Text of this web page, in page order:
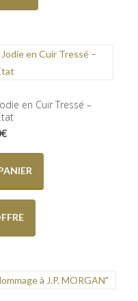
en Cuir Tressé –
€